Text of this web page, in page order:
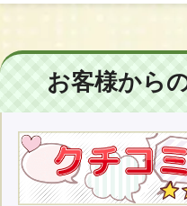
お客様から